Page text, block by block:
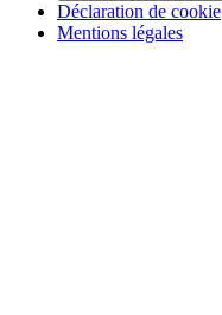
Déclaration de cookie
Mentions légales